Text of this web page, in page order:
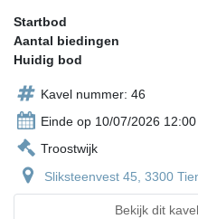
Startbod
Aantal biedingen
Huidig bod
Kavel nummer: 46
Einde op 10/07/2026 12:00
Troostwijk
Sliksteenvest 45, 3300
Bekijk dit